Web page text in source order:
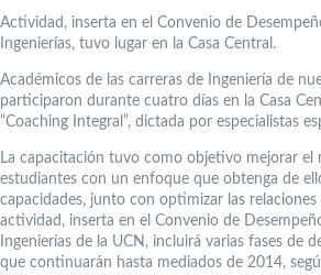
Actividad, inserta en el Convenio de
Ingenierías, tuvo lugar en la Casa Central.
Académicos de las carreras de Ingeniería de
participaron durante cuatro días en la Casa
“Coaching Integral”, dictada por especialistas
La capacitación tuvo como objetivo mejorar el
estudiantes con un enfoque que obtenga de
capacidades, junto con optimizar las relaciones
actividad, inserta en el Convenio de
Ingenierías de la UCN, incluirá varias fases de
que continuarán hasta mediados de 2014,